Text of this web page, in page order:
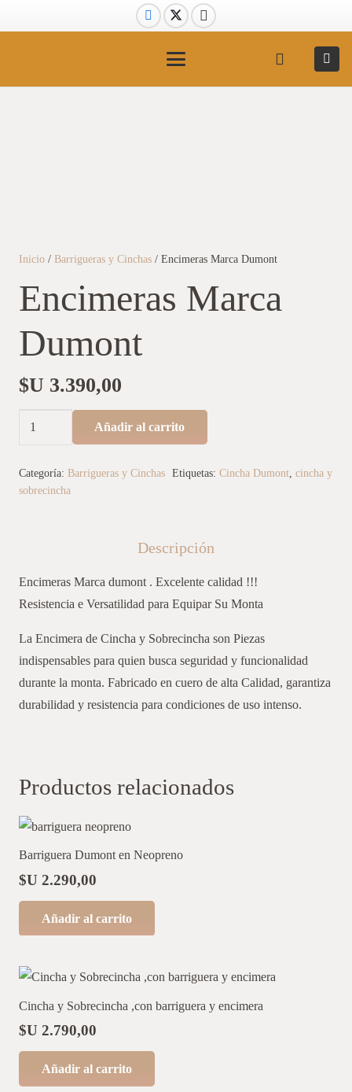
Inicio / Barrigueras y Cinchas / Encimeras Marca Dumont
Encimeras Marca
Dumont
$U 3.390,00
cantidad
Añadir al carrito
Categoría: Barrigueras y Cinchas Etiquetas: Cincha Dumont, cincha y
sobrecincha
Descripción
Encimeras Marca dumont . Excelente calidad !!!
Resistencia e Versatilidad para Equipar Su Monta
La Encimera de Cincha y Sobrecincha son Piezas
indispensables para quien busca seguridad y funcionalidad
durante la monta. Fabricado en cuero de alta Calidad, garantiza
durabilidad y resistencia para condiciones de uso intenso.
Productos relacionados
Barriguera Dumont en Neopreno
$U 2.290,00
Añadir al carrito
Cincha y Sobrecincha ,con barriguera y encimera
$U 2.790,00
Añadir al carrito